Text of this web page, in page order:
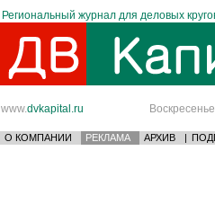
Региональный журнал для деловых
www.dvkapital.ru Воскресенье
О КОМПАНИИ РЕКЛАМА АРХИВ |